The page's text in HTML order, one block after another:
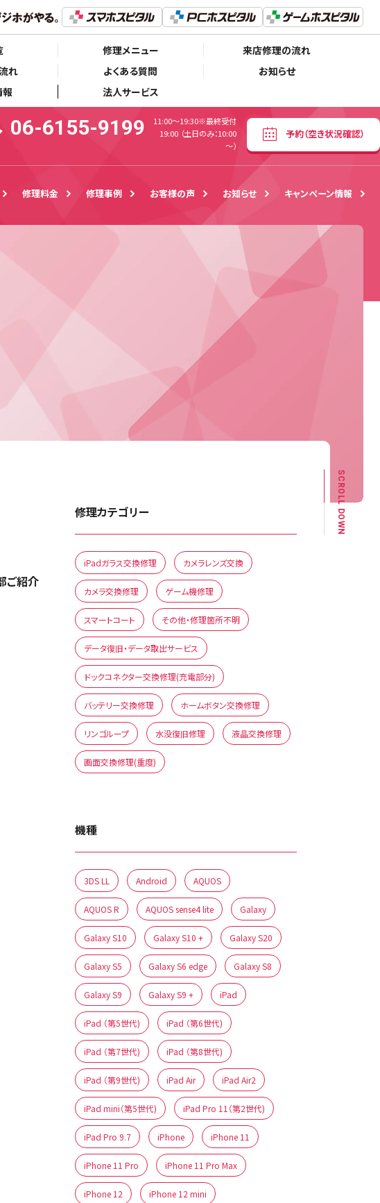
修理メニュー
来店修理の流れ
れ
よくある質問
お知らせ
報
法人サービス
06-6155-9199
11:00〜19:30※最終受付19:00 （土日のみ：10:00～）
予約（空き状況確認）
06-6155-9199
11:00〜19:30※最終受付
19:00 （土日のみ：10:00
～）
予約（空き状況確認）
修理料金 修理事例 お客様の声 お知らせ キャンペーン情報
SCROLL DOWN
ご紹介
修理カテゴリー
iPadガラス交換修理 カメラレンズ交換
カメラ交換修理 ゲーム機修理
スマートコート その他・修理箇所不明
データ復旧・データ取出サービス
ドックコネクター交換修理(充電部分)
バッテリー交換修理 ホームボタン交換修理
リンゴループ 水没復旧修理 液晶交換修理
画面交換修理(重度)
機種
3DS LL Android AQUOS
AQUOS R AQUOS sense4 lite Galaxy
Galaxy S10 Galaxy S10 + Galaxy S20
Galaxy S5 Galaxy S6 edge Galaxy S8
Galaxy S9 Galaxy S9 + iPad
iPad （第5世代) iPad （第6世代)
iPad （第7世代) iPad （第8世代)
iPad （第9世代) iPad Air iPad Air2
iPad mini（第5世代) iPad Pro 11（第2世代)
iPad Pro 9.7 iPhone iPhone 11
iPhone 11 Pro iPhone 11 Pro Max
iPhone 12 iPhone 12 mini